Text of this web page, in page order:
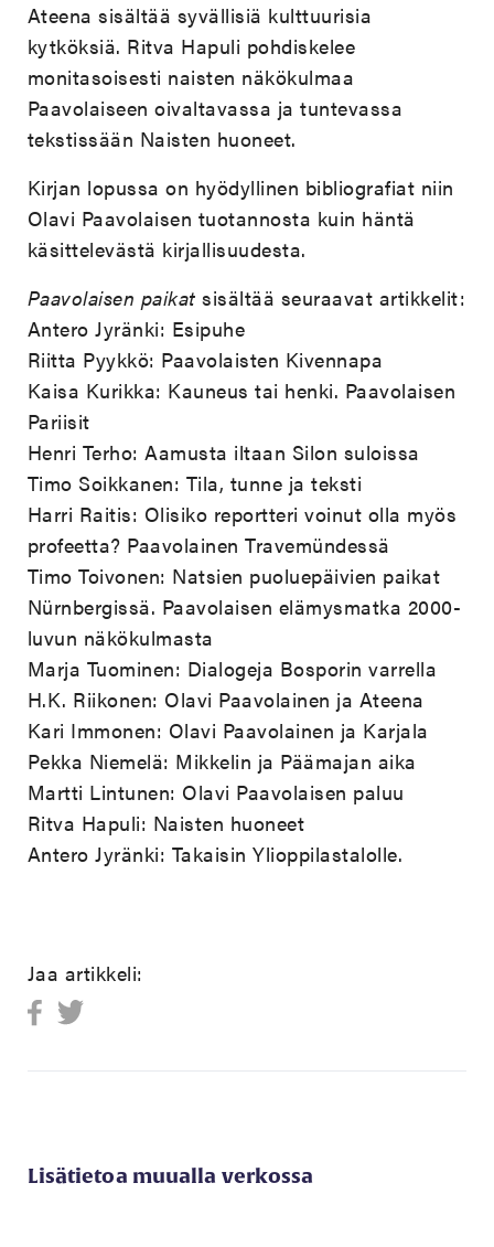
Ateena sisältää syvällisiä kulttuurisia
kytköksiä. Ritva Hapuli pohdiskelee
monitasoisesti naisten näkökulmaa
Paavolaiseen oivaltavassa ja tuntevassa
tekstissään Naisten huoneet.
Kirjan lopussa on hyödyllinen bibliografiat niin
Olavi Paavolaisen tuotannosta kuin häntä
käsittelevästä kirjallisuudesta.
Paavolaisen paikat sisältää seuraavat artikkelit:
Antero Jyränki: Esipuhe
Riitta Pyykkö: Paavolaisten Kivennapa
Kaisa Kurikka: Kauneus tai henki. Paavolaisen
Pariisit
Henri Terho: Aamusta iltaan Silon suloissa
Timo Soikkanen: Tila, tunne ja teksti
Harri Raitis: Olisiko reportteri voinut olla myös
profeetta? Paavolainen Travemündessä
Timo Toivonen: Natsien puoluepäivien paikat
Nürnbergissä. Paavolaisen elämysmatka 2000-
luvun näkökulmasta
Marja Tuominen: Dialogeja Bosporin varrella
H.K. Riikonen: Olavi Paavolainen ja Ateena
Kari Immonen: Olavi Paavolainen ja Karjala
Pekka Niemelä: Mikkelin ja Päämajan aika
Martti Lintunen: Olavi Paavolaisen paluu
Ritva Hapuli: Naisten huoneet
Antero Jyränki: Takaisin Ylioppilastalolle.
Jaa artikkeli:
Lisätietoa muualla verkossa